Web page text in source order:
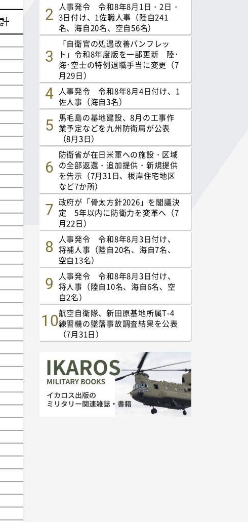
人事発令 令和8年8月1日・2日・
3日付け、1佐職人事（陸自241
名、海自20名、空自56名）
「自衛官の処遇改善パンフレッ
ト」令和8年度版を一部更新 陸･
海･空士の特例退職手当に変更（7
月29日）
人事発令 令和8年8月4日付け、1
佐人事（海自3名）
馬毛島の基地建設、8月の工事作
業予定などを九州防衛局が公表
（8月3日）
防衛省が在日米軍への施設・区域
の全部返還・追加提供・新規提供
を告示（7月31日、根岸住宅地区
など7か所）
政府が「骨太方針2026」を閣議決
定 5年以内に防衛力を変革へ（7
月22日）
人事発令 令和8年8月3日付け、
将補人事（陸自20名、海自7名、
空自13名）
人事発令 令和8年8月3日付け、
将人事（陸自10名、海自6名、空
自2名）
航空自衛隊、新田原基地所属T-4
練習機の墜落事故調査結果を公表
（7月31日）